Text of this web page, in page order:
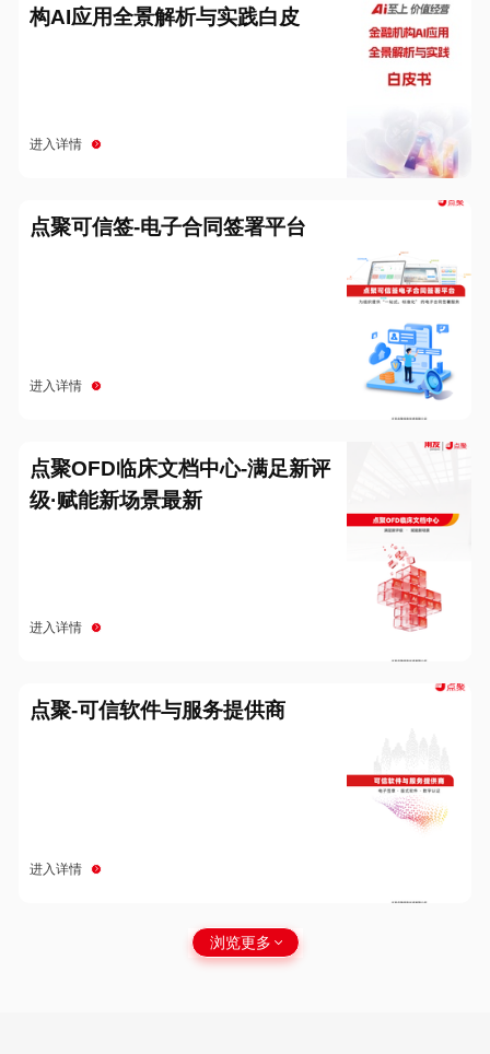
构AI应用全景解析与实践白皮
进入详情
点聚可信签-电子合同签署平台
进入详情
点聚OFD临床文档中心-满足新评
级·赋能新场景最新
进入详情
点聚-可信软件与服务提供商
进入详情
浏览更多